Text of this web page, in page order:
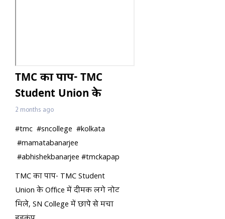
TMC का पाप- TMC
Student Union के
Office में दीमक लगे नोट
मिले, SN College में छापे
से मचा हड़कंप
2 months ago
#tmc #sncollege #kolkata
#mamatabanarjee
#abhishekbanarjee #tmckapap
TMC का पाप- TMC Student
Union के Office में दीमक लगे नोट
मिले, SN College में छापे से मचा